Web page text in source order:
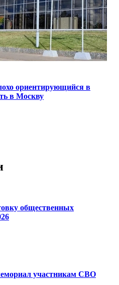
ориентирующийся в
в Москву
общественных
участникам СВО